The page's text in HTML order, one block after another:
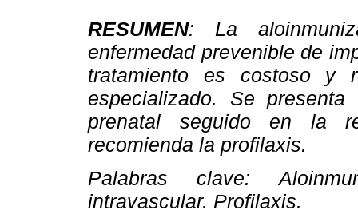
RESUMEN: La
enfermedad prevenible de
tratamiento es costoso y
especializado. Se
prenatal seguido en la
recomienda la profilaxis.
Palabras clave:
intravascular. Profilaxis.